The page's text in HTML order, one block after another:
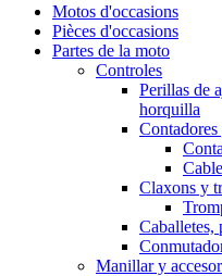
Motos d'occasions
Pièces d'occasions
Partes de la moto
Controles
Perillas de
horquilla
Contadores
Claxons y
Caballetes,
Manillar y